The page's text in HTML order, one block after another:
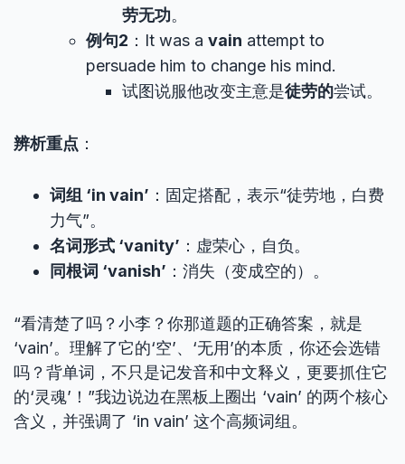
劳无功。
例句2 ：It was a vain attempt to
persuade him to change his mind.
试图说服他改变主意是徒劳的尝试。
辨析重点 ：
词组 ‘in vain’ ：固定搭配，表示“徒劳地，白费
力气”。
名词形式 ‘vanity’ ：虚荣心，自负。
同根词 ‘vanish’ ：消失（变成空的）。
“看清楚了吗？小李？你那道题的正确答案，就是
‘vain’。理解了它的‘空’、‘无用’的本质，你还会选错
吗？背单词，不只是记发音和中文释义，更要抓住它
的‘灵魂’！”我边说边在黑板上圈出 ‘vain’ 的两个核心
含义，并强调了 ‘in vain’ 这个高频词组。